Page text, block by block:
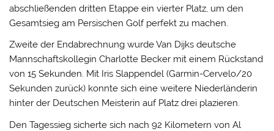
abschließenden dritten Etappe ein vierter Platz, um den
Gesamtsieg am Persischen Golf perfekt zu machen.
Zweite der Endabrechnung wurde Van Dijks deutsche
Mannschaftskollegin Charlotte Becker mit einem Rückstand
von 15 Sekunden. Mit Iris Slappendel (Garmin-Cervelo/20
Sekunden zurück) konnte sich eine weitere Niederländerin
hinter der Deutschen Meisterin auf Platz drei plazieren.
Den Tagessieg sicherte sich nach 92 Kilometern von Al